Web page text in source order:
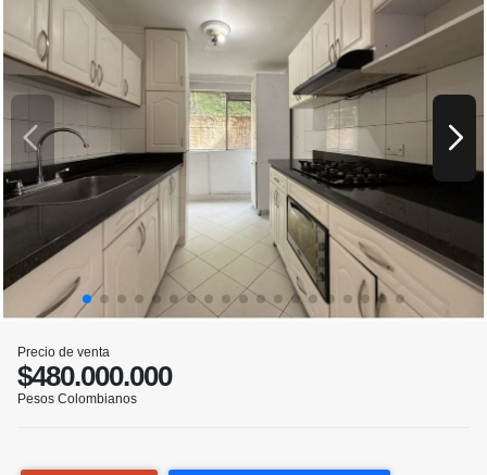
Precio de venta
$480.000.000
Pesos Colombianos